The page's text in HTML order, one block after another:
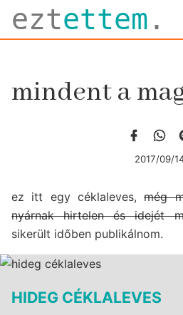
eztettem .
mindent a
2017/09/
ez itt egy céklaleves,még
nyárnak hirtelen és idejét
sikerült időben publikálnom.
HIDEG CÉKLALEVES